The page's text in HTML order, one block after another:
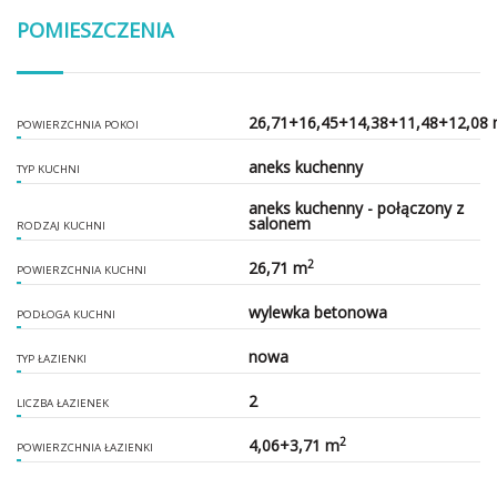
POMIESZCZENIA
POWIERZCHNIA POKOI 26,71+16,45+14,38+11,48+12,08
TYP KUCHNI aneks kuchenny
RODZAJ KUCHNI
aneks kuchenny - połączony z
salonem
POWIERZCHNIA KUCHNI 26,71 m2
PODŁOGA KUCHNI wylewka betonowa
TYP ŁAZIENKI nowa
LICZBA ŁAZIENEK 2
POWIERZCHNIA ŁAZIENKI 4,06+3,71 m2